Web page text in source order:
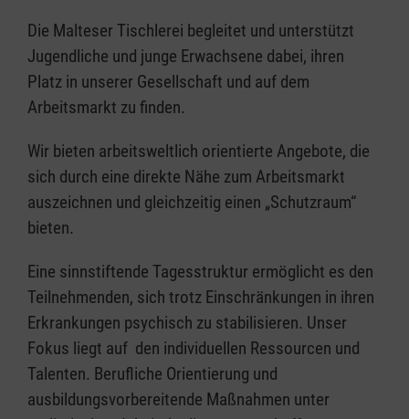
Die Malteser Tischlerei begleitet und unterstützt
Jugendliche und junge Erwachsene dabei, ihren
Platz in unserer Gesellschaft und auf dem
Arbeitsmarkt zu finden.
Wir bieten arbeitsweltlich orientierte Angebote, die
sich durch eine direkte Nähe zum Arbeitsmarkt
auszeichnen und gleichzeitig einen „Schutzraum“
bieten.
Eine sinnstiftende Tagesstruktur ermöglicht es den
Teilnehmenden, sich trotz Einschränkungen in ihren
Erkrankungen psychisch zu stabilisieren. Unser
Fokus liegt auf den individuellen Ressourcen und
Talenten. Berufliche Orientierung und
ausbildungsvorbereitende Maßnahmen unter